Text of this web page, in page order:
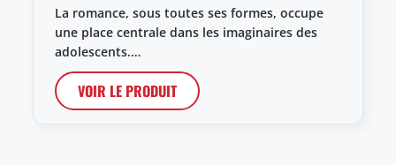
La romance, sous toutes ses formes, occupe
une place centrale dans les imaginaires des
adolescents.…
VOIR LE PRODUIT